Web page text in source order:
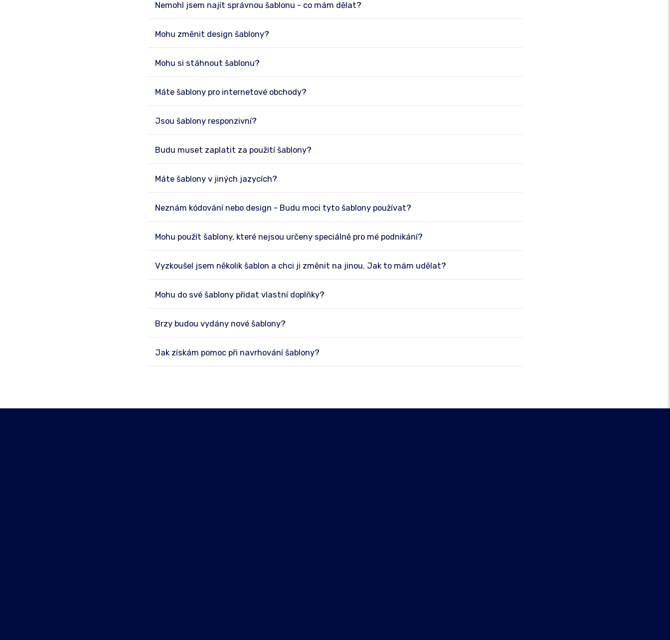
Nemohl jsem najít správnou šablonu - co mám dělat?
Mohu změnit design šablony?
Mohu si stáhnout šablonu?
Máte šablony pro internetové obchody?
Jsou šablony responzivní?
Budu muset zaplatit za použití šablony?
Máte šablony v jiných jazycích?
Neznám kódování nebo design - Budu moci tyto šablony používat?
Mohu použít šablony, které nejsou určeny speciálně pro mé podnikání?
Vyzkoušel jsem několik šablon a chci ji změnit na jinou. Jak to mám udělat?
Mohu do své šablony přidat vlastní doplňky?
Brzy budou vydány nové šablony?
Jak získám pomoc při navrhování šablony?